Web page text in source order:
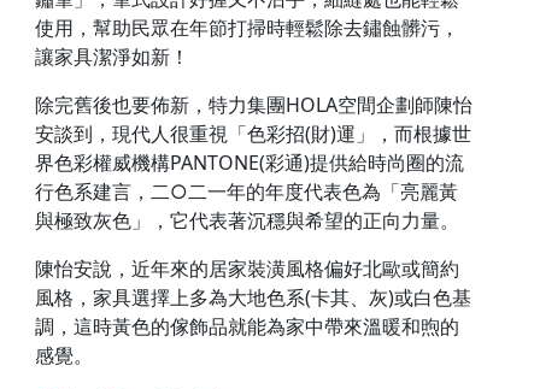
使用，幫助民眾在年節打掃時輕鬆除去鏽蝕髒污，
讓家具潔淨如新！
除完舊後也要佈新，特力集團HOLA空間企劃師陳怡
安談到，現代人很重視「色彩招(財)運」，而根據世
界色彩權威機構PANTONE(彩通)提供給時尚圈的流
行色系建言，二○二一年的年度代表色為「亮麗黃
與極致灰色」，它代表著沉穩與希望的正向力量。
陳怡安說，近年來的居家裝潢風格偏好北歐或簡約
風格，家具選擇上多為大地色系(卡其、灰)或白色基
調，這時黃色的傢飾品就能為家中帶來溫暖和煦的
感覺。